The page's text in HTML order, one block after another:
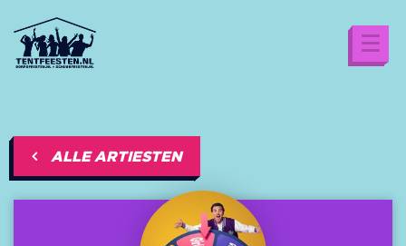
ALLE ARTIESTEN